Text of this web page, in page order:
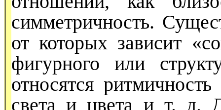
симметричность.
от которых зависит
фигурно­го или
относятся
света и цвета и т. д.